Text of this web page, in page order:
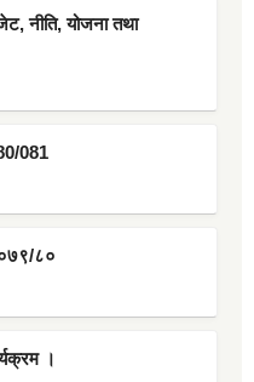
नीति, योजना तथा
081
८०
।